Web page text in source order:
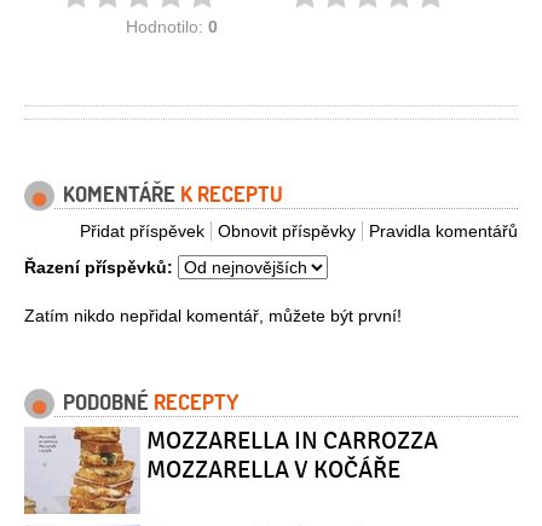
Hodnotilo: 0
KOMENTÁŘE K RECEPTU
Pravidla komentářů
Obnovit příspěvky
Přidat příspěvek
Řazení příspěvků:
Zatím nikdo nepřidal komentář, můžete být první!
PODOBNÉ RECEPTY
MOZZARELLA IN CARROZZA
MOZZARELLA V KOČÁŘE